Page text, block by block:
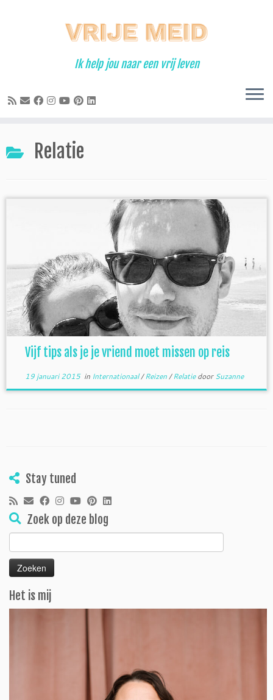
Ik help jou naar een vrij leven
Relatie
Vijf tips als je je vriend moet missen op reis
19 januari 2015in Internationaal/Reizen/RelatiedoorSuzanne
Stay tuned
Zoek op deze blog
Zoeken
naar:
Het is mij